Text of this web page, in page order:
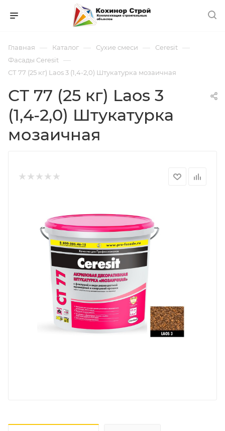
Главная — Каталог — Сухие смеси — Ceresit —
Фасады Ceresit —
СТ 77 (25 кг) Laos 3 (1,4-2,0) Штукатурка мозаичная
СТ 77 (25 кг) Laos 3
(1,4-2,0) Штукатурка
мозаичная